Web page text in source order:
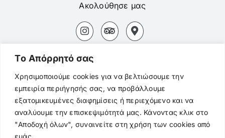
Tο Aπόρρητό σας
Χρησιμοποιούμε cookies για να βελτιώσουμε την
εμπειρία περιήγησής σας, να προβάλλουμε
εξατομικευμένες διαφημίσεις ή περιεχόμενο και να
αναλύουμε την επισκεψιμότητά μας. Κάνοντας κλικ στο
"Αποδοχή όλων", συναινείτε στη χρήση των cookies από
εμάς.
Ακολούθησε μας
Αδάμας Μήλος Τ.Κ. 84800
+30694 827 3154
+3022870 22494
mentor.adamas@gmail.com